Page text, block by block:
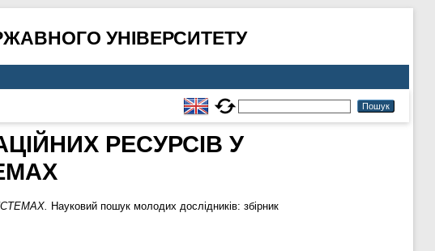
УНІВЕРСИТЕТУ
РЕСУРСІВ У
Науковий пошук молодих дослідників: збірник